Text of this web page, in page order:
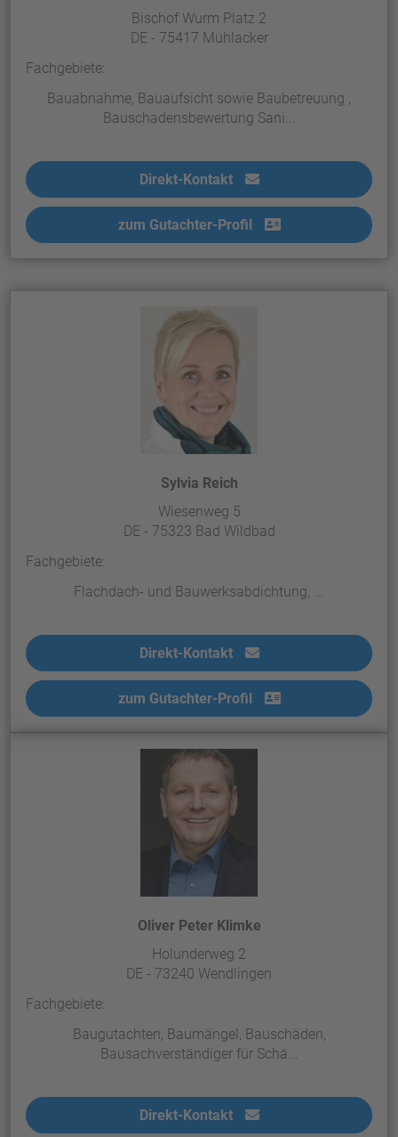
Bischof Wurm Platz 2
DE - 75417 Mühlacker
Fachgebiete:
Bauabnahme, Bauaufsicht sowie Baubetreuung ,
Bauschadensbewertung Sani...
Direkt-Kontakt
zum Gutachter-Profil
Sylvia Reich
Wiesenweg 5
DE - 75323 Bad Wildbad
Fachgebiete:
Flachdach- und Bauwerksabdichtung, ...
Direkt-Kontakt
zum Gutachter-Profil
Oliver Peter Klimke
Holunderweg 2
DE - 73240 Wendlingen
Fachgebiete:
Baugutachten, Baumängel, Bauschäden,
Bausachverständiger für Schä...
Direkt-Kontakt